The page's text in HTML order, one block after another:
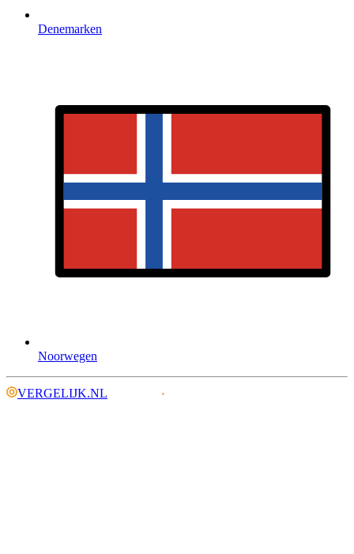
Denemarken
Noorwegen
VERGELIJK.NL